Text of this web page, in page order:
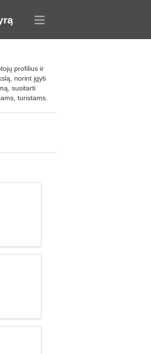
profilius ir
norint įgyti
susitarti
turistams.